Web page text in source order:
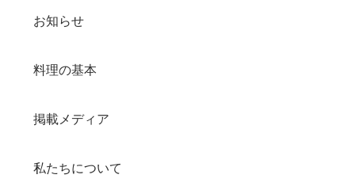
お知らせ
料理の基本
掲載メディア
私たちについて